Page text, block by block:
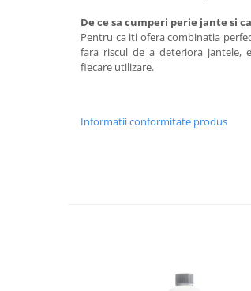
De ce sa cumperi perie jante si
Pentru ca iti ofera combinatia
fara riscul de a deteriora jantele,
fiecare utilizare.
Informatii conformitate produs